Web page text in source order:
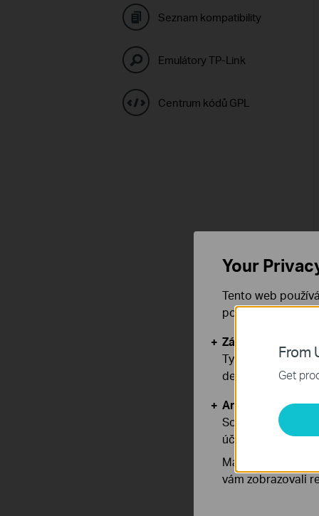
Seznam kompatibility
Emulátory TP-Link
Centrum kódů GPL
From
Get
Your
Tento web
používáním
Základní cookies
Tyto cookies jsou
deaktivovat.
Analytické a
Soubory cookie
účelem zlepšení
Marketingové
vám zobrazovali